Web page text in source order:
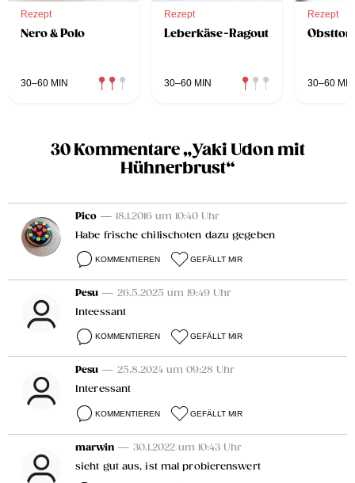
Rezept
Nero & Polo
30–60 MIN
Rezept
Leberkäse-Ragout
30–60 MIN
Rezept
30–60 MIN
30 Kommentare „Yaki Udon mit
Hühnerbrust“
Pico — 18.1.2016 um 10:40 Uhr
Habe frische chilischoten dazu gegeben
KOMMENTIEREN GEFÄLLT MIR
Pesu — 26.5.2025 um 19:49 Uhr
Inteessant
KOMMENTIEREN GEFÄLLT MIR
Pesu — 25.8.2024 um 09:28 Uhr
Interessant
KOMMENTIEREN GEFÄLLT MIR
marwin — 30.1.2022 um 10:43 Uhr
sieht gut aus, ist mal probierenswert